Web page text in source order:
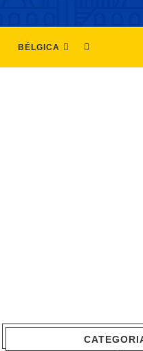
BÉLGICA